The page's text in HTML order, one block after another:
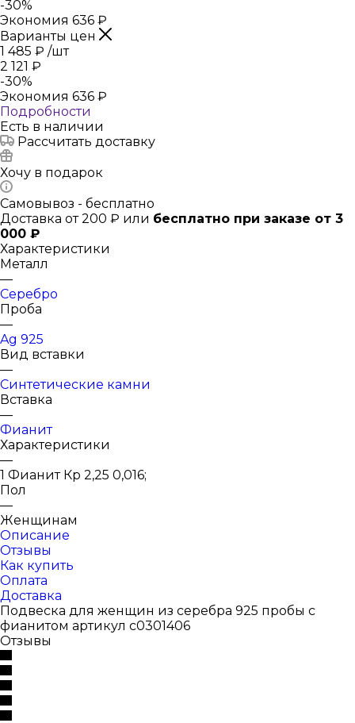
-30%
Экономия 636 ₽
Варианты цен
1 485 ₽ /шт
2 121 ₽
-30%
Экономия 636 ₽
Подробности
Есть в наличии
Рассчитать доставку
Хочу в подарок
Самовывоз - бесплатно
Доставка от 200 ₽ или бесплатно при заказе от 3
000 ₽
Характеристики
Металл
—
Серебро
Проба
—
Ag 925
Вид вставки
—
Синтетические камни
Вставка
—
Фианит
Характеристики
—
1 Фианит Кр 2,25 0,016;
Пол
—
Женщинам
Описание
Отзывы
Как купить
Оплата
Доставка
Подвеска для женщин из серебра 925 пробы с
фианитом артикул с0301406
Отзывы